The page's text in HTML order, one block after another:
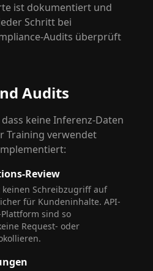
ist dokumentiert und
Schritt bei
Audits überprüft
Audits
keine Inferenz-Daten
Training verwendet
Review
Schreibzugriff auf
für Kundeninhalte. API-
sind so
Request- oder